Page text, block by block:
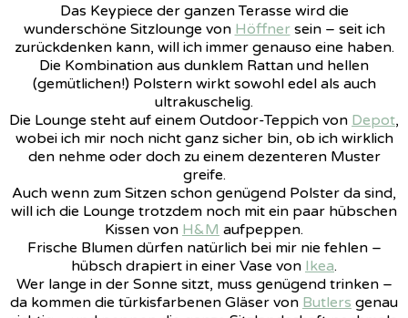
Das Keypiece der ganzen Terasse wird die
wunderschöne Sitzlounge von Höffnersein – seit ich
zurückdenken kann, will ich immer genauso eine haben.
Die Kombination aus dunklem Rattan und hellen
(gemütlichen!) Polstern wirkt sowohl edel als auch
ultrakuschelig.
Die Lounge steht auf einem Outdoor-Teppich von Depot,
wobei ich mir noch nicht ganz sicher bin, ob ich wirklich
den nehme oder doch zu einem dezenteren Muster
greife.
Auch wenn zum Sitzen schon genügend Polster da sind,
will ich die Lounge trotzdem noch mit ein paar hübschen
Kissen von H&M aufpeppen.
Frische Blumen dürfen natürlich bei mir nie fehlen –
hübsch drapiert in einer Vase von Ikea.
Wer lange in der Sonne sitzt, muss genügend trinken –
da kommen die türkisfarbenen Gläser von Butlers genau